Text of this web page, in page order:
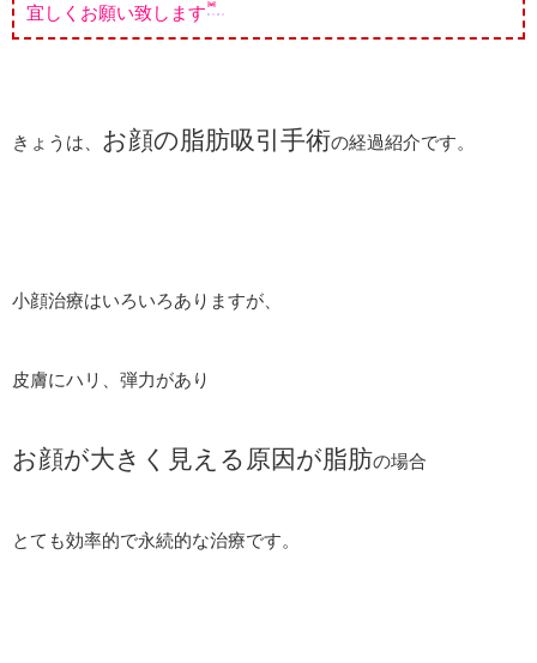
宜しくお願い致します
きょうは、 お顔の脂肪吸引手術の経過紹介です。
小顔治療はいろいろありますが、
皮膚にハリ、弾力があり
お顔が大きく見える原因が脂肪の場合
とても効率的で永続的な治療です。